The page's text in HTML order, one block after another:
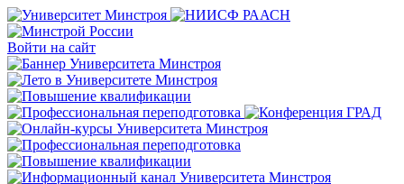
Войти на сайт